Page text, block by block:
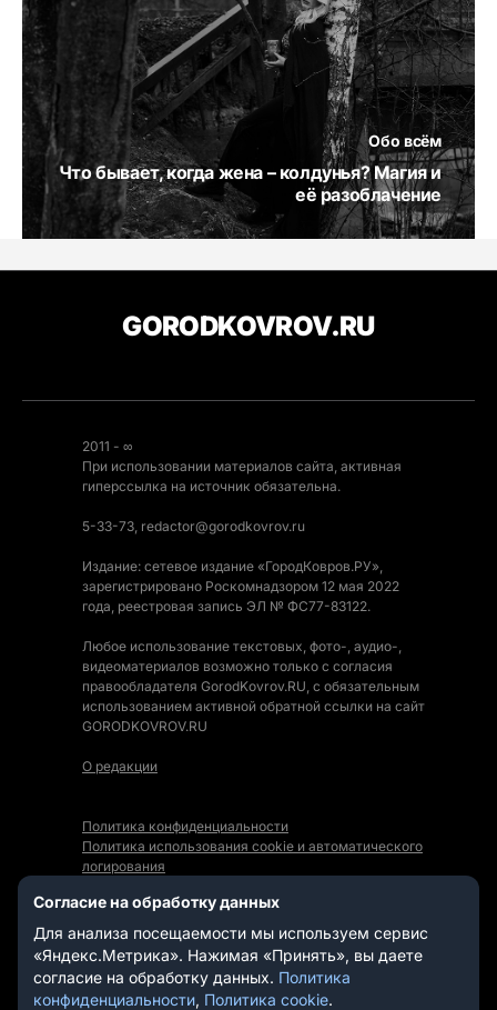
Обо всём
Что бывает, когда жена – колдунья? Магия и
её разоблачение
GORODKOVROV.RU
2011 - ∞
При использовании материалов сайта, активная
гиперссылка на источник обязательна.
5-33-73, redactor@gorodkovrov.ru
Издание: сетевое издание «ГородКовров.РУ»,
зарегистрировано Роскомнадзором 12 мая 2022
года, реестровая запись ЭЛ № ФС77-83122.
Любое использование текстовых, фото-, аудио-,
видеоматериалов возможно только с согласия
правообладателя GorodKovrov.RU, с обязательным
использованием активной обратной ссылки на сайт
GORODKOVROV.RU
О редакции
Политика конфиденциальности
Политика использования cookie и автоматического
логирования
Мы в социальных сетях:
Согласие на обработку данных
Для анализа посещаемости мы используем сервис
«Яндекс.Метрика». Нажимая «Принять», вы даете
согласие на обработку данных. Политика
конфиденциальности, Политика cookie.